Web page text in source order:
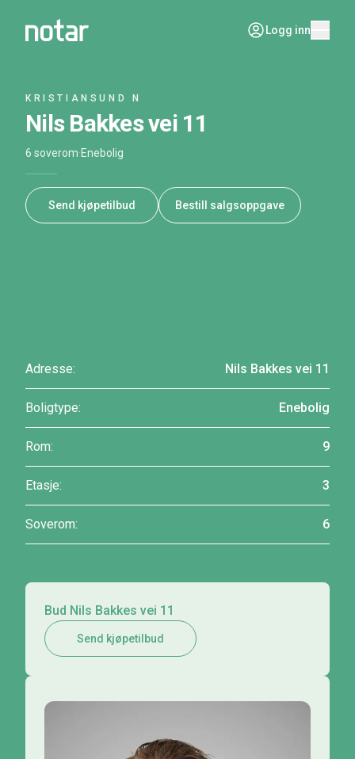
Logg inn
KRISTIANSUND N
Nils Bakkes vei 11
6 soverom·Enebolig
Send kjøpetilbud Bestill salgsoppgave
Adresse: Nils Bakkes vei 11
Boligtype: Enebolig
Rom: 9
Etasje: 3
Soverom: 6
Bud Nils Bakkes vei 11
Send kjøpetilbud